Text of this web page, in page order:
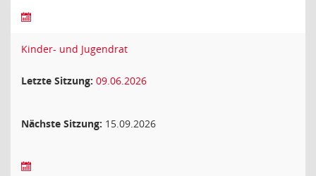
Kinder- und Jugendrat
Letzte Sitzung: 09.06.2026
Nächste Sitzung: 15.09.2026